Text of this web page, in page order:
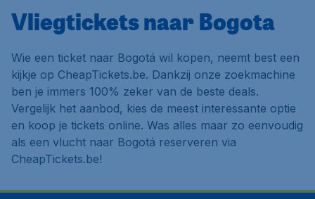
Vliegtickets naar Bogota
Wie een ticket naar Bogotá wil kopen, neemt best een
kijkje op CheapTickets.be. Dankzij onze zoekmachine
ben je immers 100% zeker van de beste deals.
Vergelijk het aanbod, kies de meest interessante optie
en koop je tickets online. Was alles maar zo eenvoudig
als een vlucht naar Bogotá reserveren via
CheapTickets.be!